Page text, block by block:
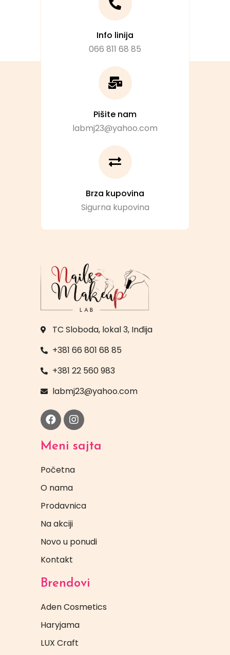
Info linija
066 811 68 85
Pišite nam
labmj23@yahoo.com
Brza kupovina
Sigurna kupovina
TC Sloboda, lokal 3, Inđija
+381 66 801 68 85
+381 22 560 983
labmj23@yahoo.com
Meni sajta
Početna
O nama
Prodavnica
Na akciji
Novo u ponudi
Kontakt
Brendovi
Aden Cosmetics
Haryjama
LUX Craft